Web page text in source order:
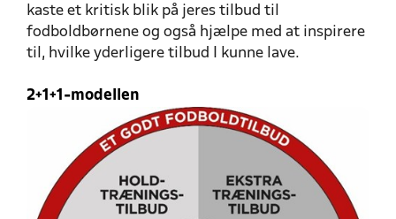
kaste et kritisk blik på jeres tilbud til
fodboldbørnene og også hjælpe med at inspirere
til, hvilke yderligere tilbud I kunne lave.
2+1+1-modellen